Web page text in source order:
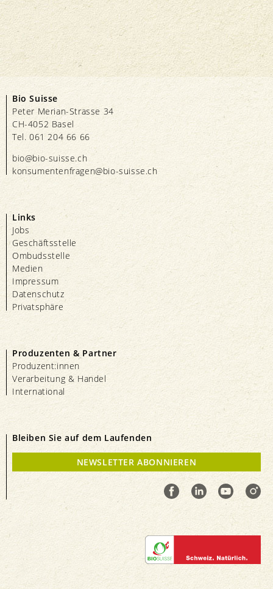
Bio Suisse
Peter Merian-Strasse 34
CH-4052 Basel
Tel. 061 204 66 66
bio@bio-suisse.ch
konsumentenfragen@bio-suisse.ch
Links
Jobs
Geschäftsstelle
Ombudsstelle
Medien
Impressum
Datenschutz
Privatsphäre
Produzenten & Partner
Produzent:innen
Verarbeitung & Handel
International
Bleiben Sie auf dem Laufenden
NEWSLETTER ABONNIEREN